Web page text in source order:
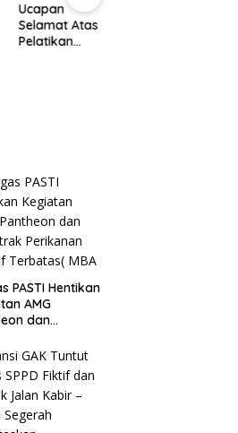
Ucapan
Selamat Atas
Pelatikan
PASTI Hentikan
AMG
dan
Terbatas( MBA